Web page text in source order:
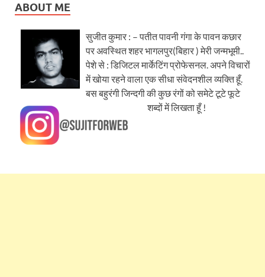
ABOUT ME
सुजीत कुमार : – पतीत पावनी गंगा के पावन कछार
पर अवस्थित शहर भागलपुर(बिहार ) मेरी जन्मभूमी..
पेशे से : डिजिटल मार्केटिंग प्रोफेसनल. अपने विचारों
में खोया रहने वाला एक सीधा संवेदनशील व्यक्ति हूँ.
बस बहुरंगी जिन्दगी की कुछ रंगों को समेटे टूटे फूटे
शब्दों में लिखता हूँ !